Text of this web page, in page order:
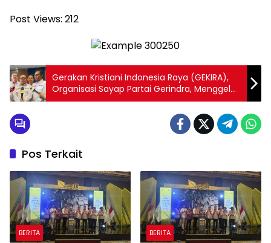
Post Views: 212
Gerakan Kristiani Indonesia Raya (GEKIRA),
Organisasi Sayap Partai Gerindra, Menggelar
Rapat Kerja Nasional (Rakernas) pada 12–14
Juni 2026 di Hotel Novotel Pulomas, Jakarta
Timur. Kegiatan Yang Mengusung tema
“Transformasi Ekonomi Nasional Dalam
Kepemimpinan Presiden Prabowo Subianto”
Pos Terkait
BERITA BERITA